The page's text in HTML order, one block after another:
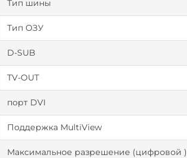
Тип шины
Тип ОЗУ
D-SUB
TV-OUT
порт DVI
Поддержка MultiView
Максимальное разрешение (цифровой )